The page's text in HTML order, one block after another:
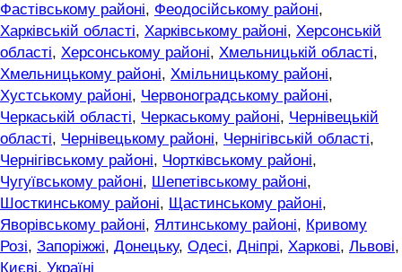
Фастівському районі, Феодосійському районі,
Харківській області, Харківському районі, Херсонській
області, Херсонському районі, Хмельницькій області,
Хмельницькому районі, Хмільницькому районі,
Хустському районі, Червоноградському районі,
Черкаській області, Черкаському районі, Чернівецькій
області, Чернівецькому районі, Чернігівській області,
Чернігівському районі, Чортківському районі,
Чугуївському районі, Шепетівському районі,
Шосткинському районі, Щастинському районі,
Яворівському районі, Ялтинському районі, Кривому
Розі, Запоріжжі, Донецьку, Одесі, Дніпрі, Харкові, Львові,
Києві, Україні